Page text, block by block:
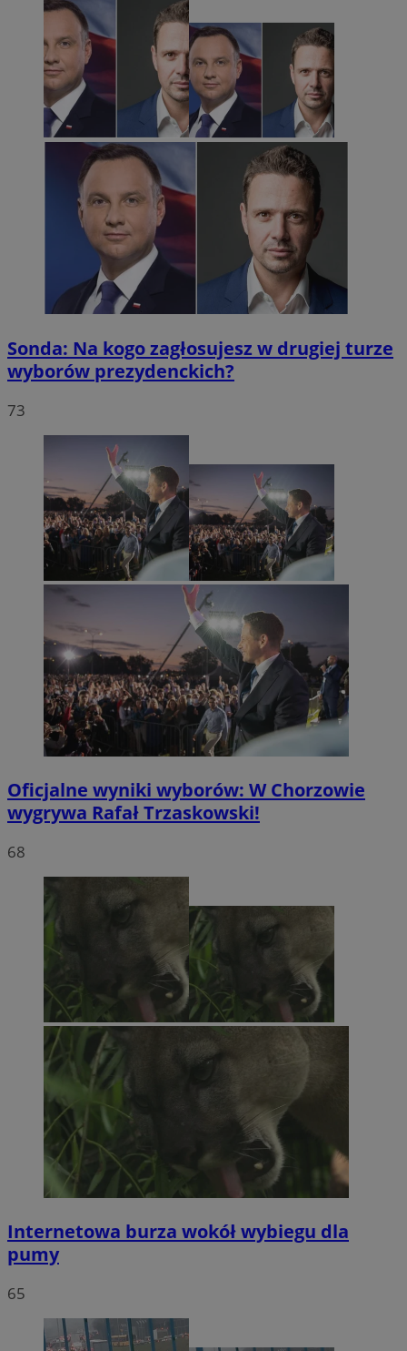
Sonda: Na kogo zagłosujesz w drugiej turze
wyborów prezydenckich?
73
Oficjalne wyniki wyborów: W Chorzowie
wygrywa Rafał Trzaskowski!
68
Internetowa burza wokół wybiegu dla
pumy
65